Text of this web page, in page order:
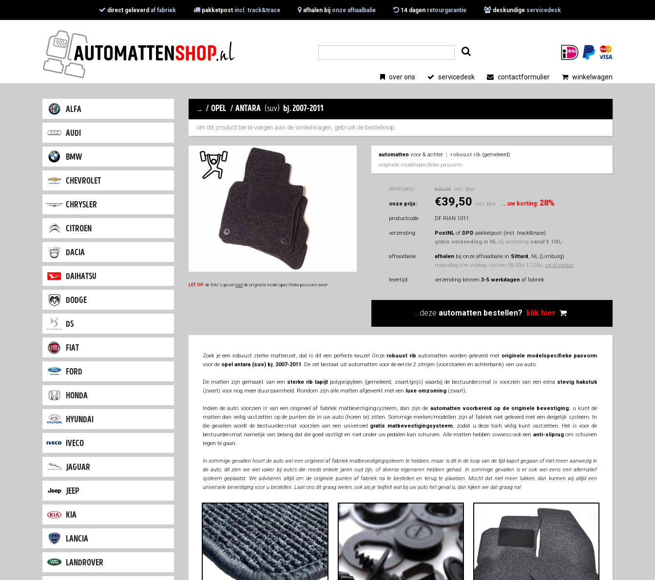
direct geleverd af fabriek pakketpostincl. track&trace afhalen bijonze afhaalbalie 14 dagenretourgarantie deskundigeservicedesk
winkelwagen
contactformulier
servicedesk
over ons
alfa
audi
bmw
chevrolet
chrysler
citroen
dacia
daihatsu
dodge
ds
fiat
ford
honda
hyundai
iveco
jaguar
jeep
kia
lancia
landrover
.. / opel / antara (suv) bj. 2007-2011
om dit product toe te voegen aan de winkelwagen, gebruik de bestelknop
LET OP de foto`s gevennietde originele modelspecifieke pasvorm weer
automatten voor & achter | robuust rib (gemeleerd)
originele modelspecifieke pasvorm
adviesprijs: €55,00 incl. btw
onze prijs: €39,50 incl. btw ...uw korting: 28%
productcode: DF RIAN 1011
verzending: PostNL of DPD pakketpost (incl. track&trace)
gratis verzending in NL bij besteding vanaf € 100,-
afhaalbalie: afhalen bij onze afhaalbalie in Sittard, NL (Limburg)
maandag t/m vrijdag, tussen 09.00u-17.00u; op afspraak
levertijd: verzending binnen 3-5 werkdagen af fabriek
...deze automatten bestellen? klik hier
Zoek je een robuust sterke mattenset, dat is dit een perfecte keuze! Onze robuust rib automatten worden geleverd met originele modelspecifieke pasvorm
voor de opel antara (suv) bj. 2007-2011. De set bestaat uit automatten voor de eerste 2 zitrijen (voorstoelen en achterbank) van uw auto.
De matten zijn gemaakt van een sterke rib tapijt polypropyleen (gemeleerd; zwart/grijs) waarbij de bestuurdersmat is voorzien van een extra stevig hakstuk
(zwart) voor nog meer duurzaamheid. Rondom zijn alle matten afgewerkt met een luxe omzoming (zwart).
Indien de auto voorzien is van een origineel af fabriek matbevestigingsysteem, dan zijn de automatten voorbereid op de originele bevestiging; u kunt de
matten dan veilig vastzetten op de punten die in uw auto (horen te) zitten. Sommige merken/modellen zijn af fabriek niet geleverd met een dergelijk systeem. In
die gevallen wordt de bestuurdersmat voorzien van een universeel gratis matbevestigingsysteem, zodat u deze toch veilig kunt vastzetten. Het is voor de
bestuurdersmat namelijk van belang dat die goed vastligt en niet onder uw pedalen kan schuiven. Alle matten hebben sowieso ook een anti-sliprugom schuiven
tegen te gaan.
In sommige gevallen hoort de auto wel een origineel af fabriek matbevestigingsysteem te hebben, maar is dit in de loop van de tijd kapot gegaan of niet meer aanwezig in
de auto; dit zien we wel vaker bij auto's die reeds enkele jaren oud zijn, of diverse eigenaren hebben gehad. In sommige gevallen is er ook wel eens een alternatief
systeem geplaatst. We adviseren altijd om de originele punten af fabriek na te bestellen en terug te plaatsen. Mocht dat niet meer lukken, dan kunnen wij altijd een
universele bevestiging voor u bestellen. Laat ons dit graag weten, ook als je twijfelt wat bij uw auto het geval is, dan kijken we dat graag na!